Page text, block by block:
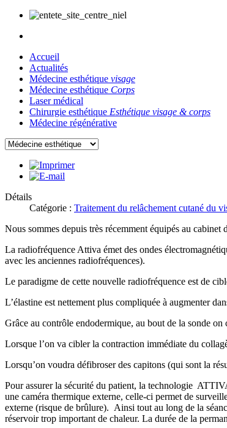
Accueil
Actualités
Médecine esthétique visage
Médecine esthétique Corps
Laser médical
Chirurgie esthétique Esthétique visage & corps
Médecine régénérative
Détails
Catégorie : Traitement du relâchement cutané du
Nous sommes depuis très récemment équipés au cabinet d
La radiofréquence Attiva émet des ondes
avec les anciennes radiofréquences).
Le paradigme de cette nouvelle radiofréquence est de
L’élastine est nettement plus compliquée à augmenter
Grâce au contrôle endodermique, au bout de la sonde
Lorsque l’on va cibler la contraction immédiate du
Lorsqu’on voudra défibroser des capitons (qui sont la
Pour assurer la sécurité du patient, la technologie
une caméra thermique externe, celle-ci permet de
externe (risque de brûlure). Ainsi tout au long de la
réservoir trop important de chaleur. La durée de la